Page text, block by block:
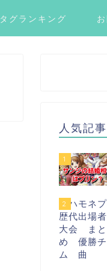
タグランキング
人気記
1
2